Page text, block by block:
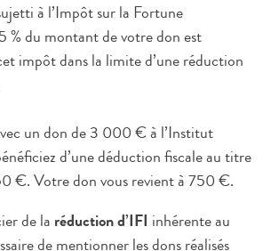
à l’Impôt sur la Fortune
% du montant de votre don est
impôt dans la limite d’une réduction
un don de 3 000 € à l’Institut
d’une déduction fiscale au titre
€. Votre don vous revient à 750 €.
de la réduction d’IFI inhérente au
de mentionner les dons réalisés